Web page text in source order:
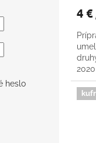
heslo
4 €
2020